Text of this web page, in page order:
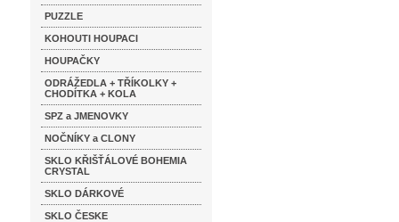
PUZZLE
KOHOUTI HOUPACI
HOUPAČKY
ODRÁŽEDLA + TŘÍKOLKY +
CHODÍTKA + KOLA
SPZ a JMENOVKY
NOČNÍKY a CLONY
SKLO KŘIŠŤÁLOVÉ BOHEMIA
CRYSTAL
SKLO DÁRKOVÉ
SKLO ČESKE